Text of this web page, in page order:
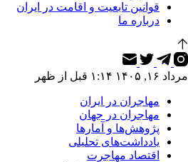
قوانین تابعیت و اقامت در ایران
درباره ما
مرداد ۱۶, ۱۴۰۵ ۱:۱۴ قبل از ظهر
مهاجران در ایران
مهاجران در جهان
پژوهش‌ها و آمارها
یادداشت‌های تحلیلی
اقتصاد مهاجرت